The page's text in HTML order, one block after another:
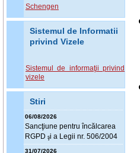
Schengen
Sistemul de Informatii
privind Vizele
Sistemul de informaţii privind
vizele
Stiri
06/08/2026
Sancţiune pentru încălcarea
RGPD şi a Legii nr. 506/2004
31/07/2026